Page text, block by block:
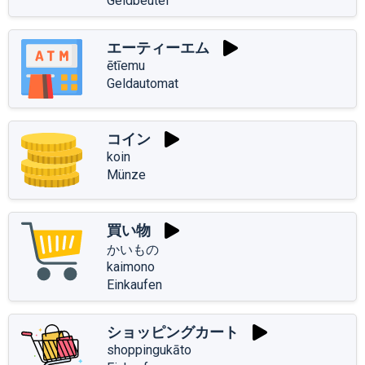
エーティーエム
ētīemu
Geldautomat
コイン
koin
Münze
買い物
かいもの
kaimono
Einkaufen
ショッピングカート
shoppingukāto